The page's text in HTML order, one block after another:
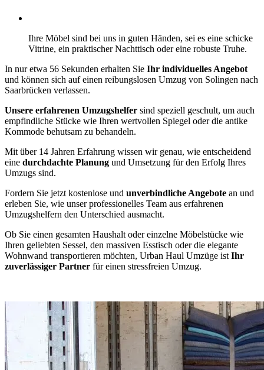
Ihre Möbel sind bei uns in guten Händen, sei es eine schicke
Vitrine, ein praktischer Nachttisch oder eine robuste Truhe.
In nur etwa 56 Sekunden erhalten Sie Ihr individuelles Angebot
und können sich auf einen reibungslosen Umzug von Solingen nach
Saarbrücken verlassen.
Unsere erfahrenen Umzugshelfer sind speziell geschult, um auch
empfindliche Stücke wie Ihren wertvollen Spiegel oder die antike
Kommode behutsam zu behandeln.
Mit über 14 Jahren Erfahrung wissen wir genau, wie entscheidend
eine durchdachte Planung und Umsetzung für den Erfolg Ihres
Umzugs sind.
Fordern Sie jetzt kostenlose und unverbindliche Angebote an und
erleben Sie, wie unser professionelles Team aus erfahrenen
Umzugshelfern den Unterschied ausmacht.
Ob Sie einen gesamten Haushalt oder einzelne Möbelstücke wie
Ihren geliebten Sessel, den massiven Esstisch oder die elegante
Wohnwand transportieren möchten, Urban Haul Umzüge ist Ihr
zuverlässiger Partner für einen stressfreien Umzug.